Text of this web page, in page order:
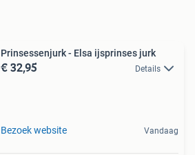
Prinsessenjurk - Elsa ijsprinses jurk
€ 32,95 Details
Bezoek website Vandaag